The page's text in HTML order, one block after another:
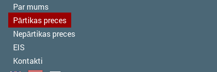
Par mums
Pārtikas preces
Nepārtikas preces
EIS
Kontakti